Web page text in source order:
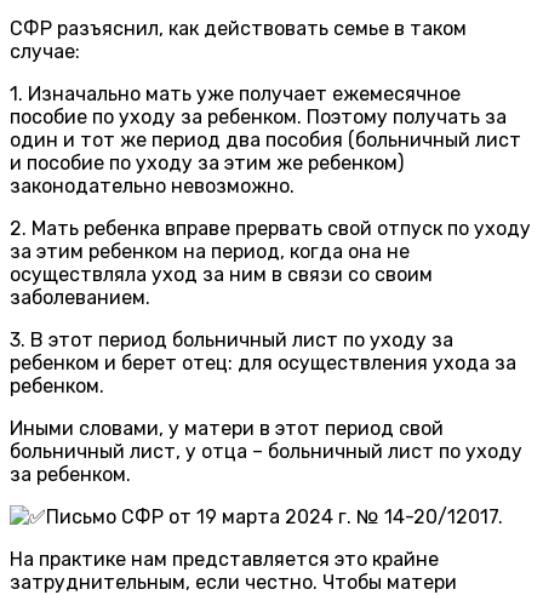
СФР разъяснил, как действовать семье в таком
случае:
1. Изначально мать уже получает ежемесячное
пособие по уходу за ребенком. Поэтому получать за
один и тот же период два пособия (больничный лист
и пособие по уходу за этим же ребенком)
законодательно невозможно.
2. Мать ребенка вправе прервать свой отпуск по уходу
за этим ребенком на период, когда она не
осуществляла уход за ним в связи со своим
заболеванием.
3. В этот период больничный лист по уходу за
ребенком и берет отец: для осуществления ухода за
ребенком.
Иными словами, у матери в этот период свой
больничный лист, у отца – больничный лист по уходу
за ребенком.
Письмо СФР от 19 марта 2024 г. № 14-20/12017.
На практике нам представляется это крайне
затруднительным, если честно. Чтобы матери